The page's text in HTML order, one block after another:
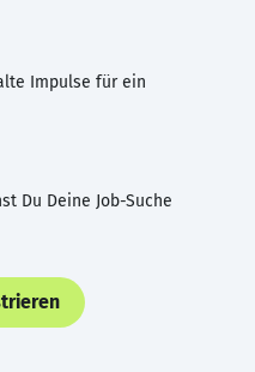
Impulse für ein
Du Deine Job-Suche